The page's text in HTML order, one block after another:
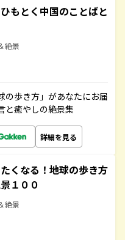
もとく中国のことばと
絶景
の歩き方」があなたにお届
と癒やしの絶景集
詳細を見る
くなる！地球の歩き方
１００
絶景